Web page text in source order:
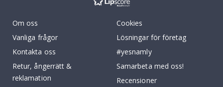
Om oss
Vanliga frågor
Kontakta oss
Retur, ångerrätt &
reklamation
Cookies
Lösningar för företag
#yesnamly
Samarbeta med oss!
Recensioner